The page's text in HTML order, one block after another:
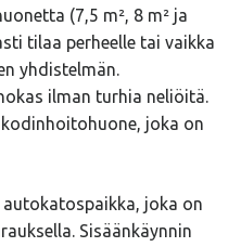
(7,5 m², 8 m² ja
tilaa perheelle tai vaikka
yhdistelmän.
ilman turhia neliöitä.
joka on
joka on
Sisäänkäynnin